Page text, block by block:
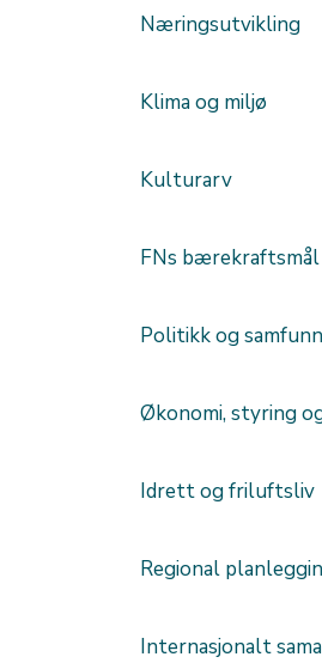
Næringsutvikling
Klima og miljø
Kulturarv
FNs bærekraftsmål
Politikk og samfunn
Økonomi, styring
Idrett og friluftsliv
Regional
Internasjonalt